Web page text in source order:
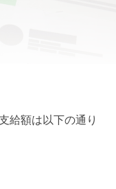
給額は以下の通り